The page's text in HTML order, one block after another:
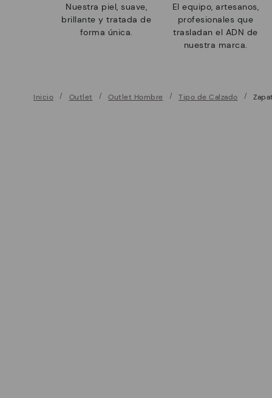
Nuestra piel, suave,
brillante y tratada de
forma única.
El equipo, artesanos,
profesionales que
trasladan el ADN de
nuestra marca.
Inicio Outlet Outlet Hombre Tipo de Calzado